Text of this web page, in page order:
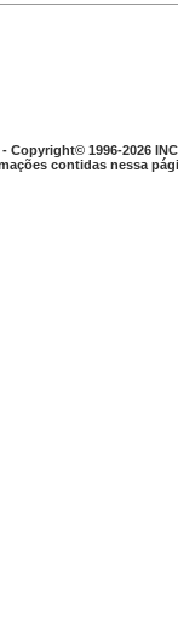
- Copyright© 1996-2026
contidas nessa